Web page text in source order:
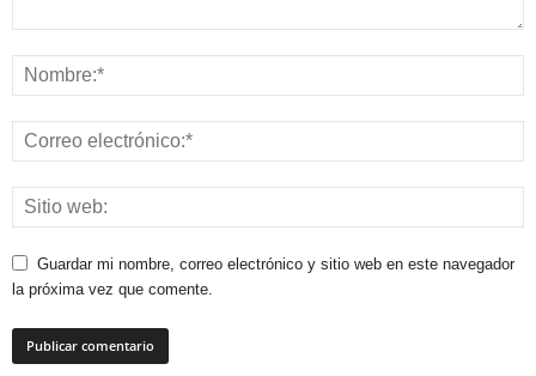
Guardar mi nombre, correo electrónico y sitio web en este navegador
la próxima vez que comente.